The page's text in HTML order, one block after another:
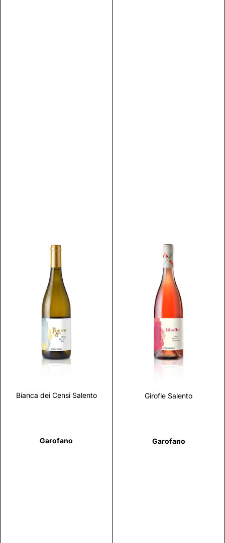
Bianca dei Censi Salento
Garofano
Scopri
Girofle Salento
Garofano
Scopri